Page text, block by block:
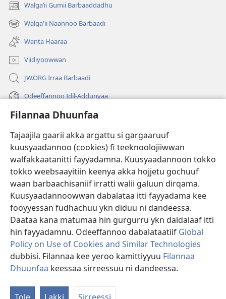
Filannaa Dhuunfaa
Tajaajila gaarii akka argattu si gargaaruuf
kuusyaadannoo (cookies) fi teeknoolojiiwwan
walfakkaatanitti fayyadamna. Kuusyaadannoon tokko
tokko weebsaayitiin keenya akka hojjetu gochuuf
waan barbaachisaniif irratti walii galuun dirqama.
Kuusyaadannoowwan dabalataa itti fayyadama kee
fooyyessan fudhachuu ykn diduu ni dandeessa.
Daataa kana matumaa hin gurgurru ykn daldalaaf itti
hin fayyadamnu. Odeeffannoo dabalataatiif Global
Policy on Use of Cookies and Similar Technologies
dubbisi. Filannaa kee yeroo kamittiyyuu Filannaa
Dhuunfaa keessaa sirreessuu ni dandeessa.
Walgaʼii Gumii Barbaaddadhu
(opens
new
window)
Walga'ii Naannoo Barbaadi
(opens
new
window)
Wanta Haaraa
Viidiyoowwan
JW.ORG Irraa Barbaadi
Odeeffannoo Idil-Addunyaa
Gargaarsa
Buusii
(opens
new
window)"LAAYIBRARII INTARNEETIIRRAA"
(opens
new
window)
®
(opens
new
window)Appilikeeshinii JW Library
Copyright© 2026 Watch Tower Bible and Tract Society of Pennsylvania.
WALII GALTEE|IMAAMMATA MATEENYAA| FILANNAA DHUUNFAA